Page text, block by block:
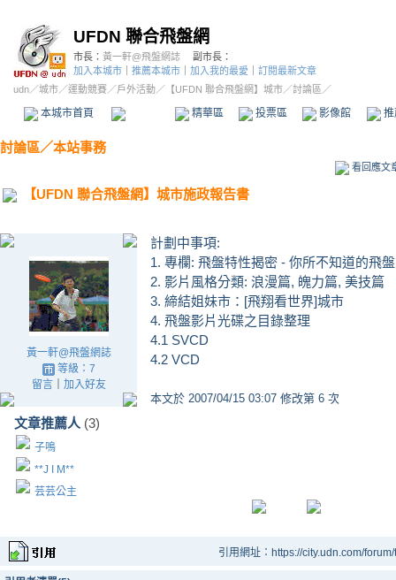
UFDN 聯合飛盤網
市長： 黃一軒@飛盤網誌
副市長：
加入本城市
推薦本城市 加入我的最愛
訂閱最新文章
udn／城市／運動競賽／戶外活動／ 【UFDN 聯合飛盤網】城市／討論區／
本城市首頁 精華區 投票區 影像館
討論區／本站事務
看回應文
【UFDN 聯合飛盤網】城市施政報告書
黃一軒@飛盤網誌
等級：7
留言｜ 加入好友
文章推薦人 (3)
子鳴
**J I M**
芸芸公主
計劃中事項:
1. 專欄: 飛盤特性揭密 - 你所不知道的飛盤
2. 影片風格分類: 浪漫篇, 魄力篇, 美技篇
3. 締結姐妹市：[飛翔看世界]城市
4. 飛盤影片光碟之目錄整理
4.1 SVCD
4.2 VCD
本文於 2007/04/15 03:07 修改第 6 次
引用網址：https://city.udn.com/